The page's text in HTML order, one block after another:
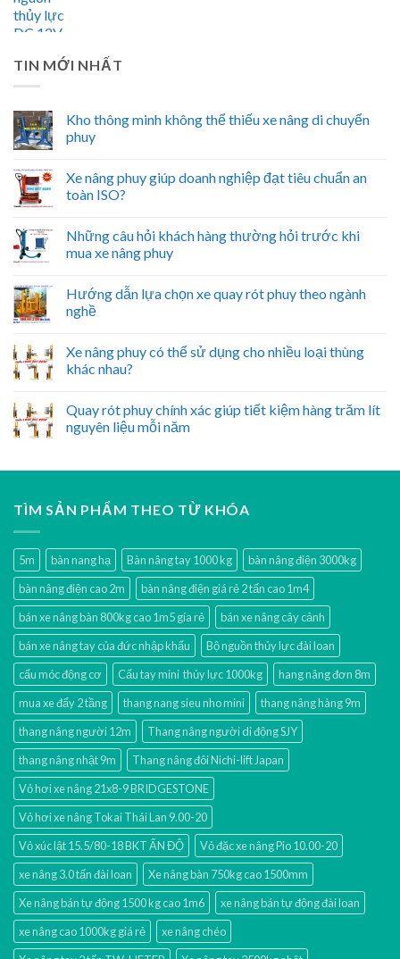
TIN MỚI NHẤT
Kho thông minh không thể thiếu xe nâng di chuyển
phuy
Xe nâng phuy giúp doanh nghiệp đạt tiêu chuẩn an
toàn ISO?
Những câu hỏi khách hàng thường hỏi trước khi
mua xe nâng phuy
Hướng dẫn lựa chọn xe quay rót phuy theo ngành
nghề
Xe nâng phuy có thể sử dụng cho nhiều loại thùng
khác nhau?
Quay rót phuy chính xác giúp tiết kiệm hàng trăm lít
nguyên liệu mỗi năm
TÌM SẢN PHẨM THEO TỪ KHÓA
5m bàn nang hạ Bàn nâng tay 1000 kg
bàn nâng điện 3000kg
bàn nâng điện cao 2m
bàn nâng điện giá rẻ 2 tấn cao 1m4
bán xe nâng bàn 800kg cao 1m5 gía rẻ
bán xe nâng cây cảnh
bán xe nâng tay của đức nhập khẩu
Bộ nguồn thủy lực đài loan
cẩu móc động cơ
Cẩu tay mini thủy lực 1000kg
hang nâng đơn 8m
mua xe đẩy 2 tầng
thang nang sieu nho mini
thang nâng hàng 9m
thang nâng người 12m
Thang nâng người di động SJY
thang nâng nhật 9m
Thang nâng đôi Nichi-lift Japan
Vỏ hơi xe nâng 21x8-9 BRIDGESTONE
Vỏ hơi xe nâng Tokai Thái Lan 9.00-20
Vỏ xúc lật 15.5/80-18 BKT ẤN ĐỘ
Vỏ đặc xe nâng Pio 10.00-20
xe nâng 3.0 tấn đài loan
Xe nâng bàn 750kg cao 1500mm
Xe nâng bán tự động 1500 kg cao 1m6
xe nâng bán tự động đài loan
xe nâng cao 1000kg giá rẻ
xe nâng chéo